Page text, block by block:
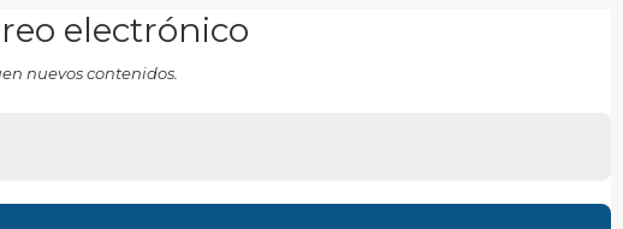
electrónico
nuevos contenidos.